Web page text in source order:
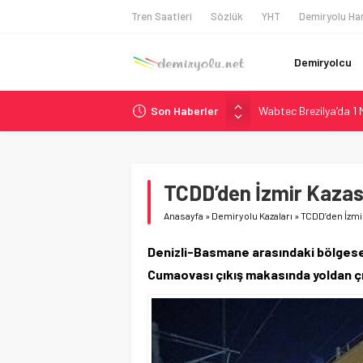
Tren Saatleri Sözlük YHT Demiryolu
Demiryolcu
Son Haberler
Wabtec Brezilya’da 1
ABD’de CREATE
DB Modernizasyon
Utah’ta 31 Milyon
TCDD’den İzmir
Anasayfa » Demiryolu Kazaları »TCDD’den
Denizli-Basmane arasındaki
Cumaovası çıkış makasında yoldan